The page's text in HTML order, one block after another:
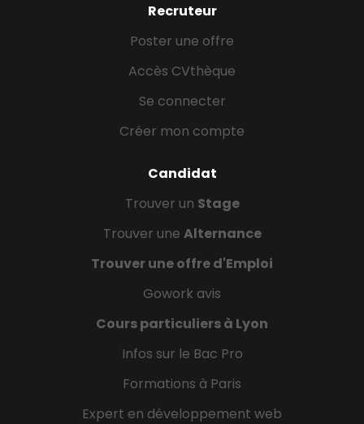
Recruteur
Poster une offre
Accès CVthèque
Se connecter
Créer mon compte
Candidat
Trouver un Stage
Trouver une Alternance
Trouver une offre d'Emploi
Gowork avis
Cours particuliers à Lyon
Infos sur le Bac Pro
Formations à Paris
Expert en développement web